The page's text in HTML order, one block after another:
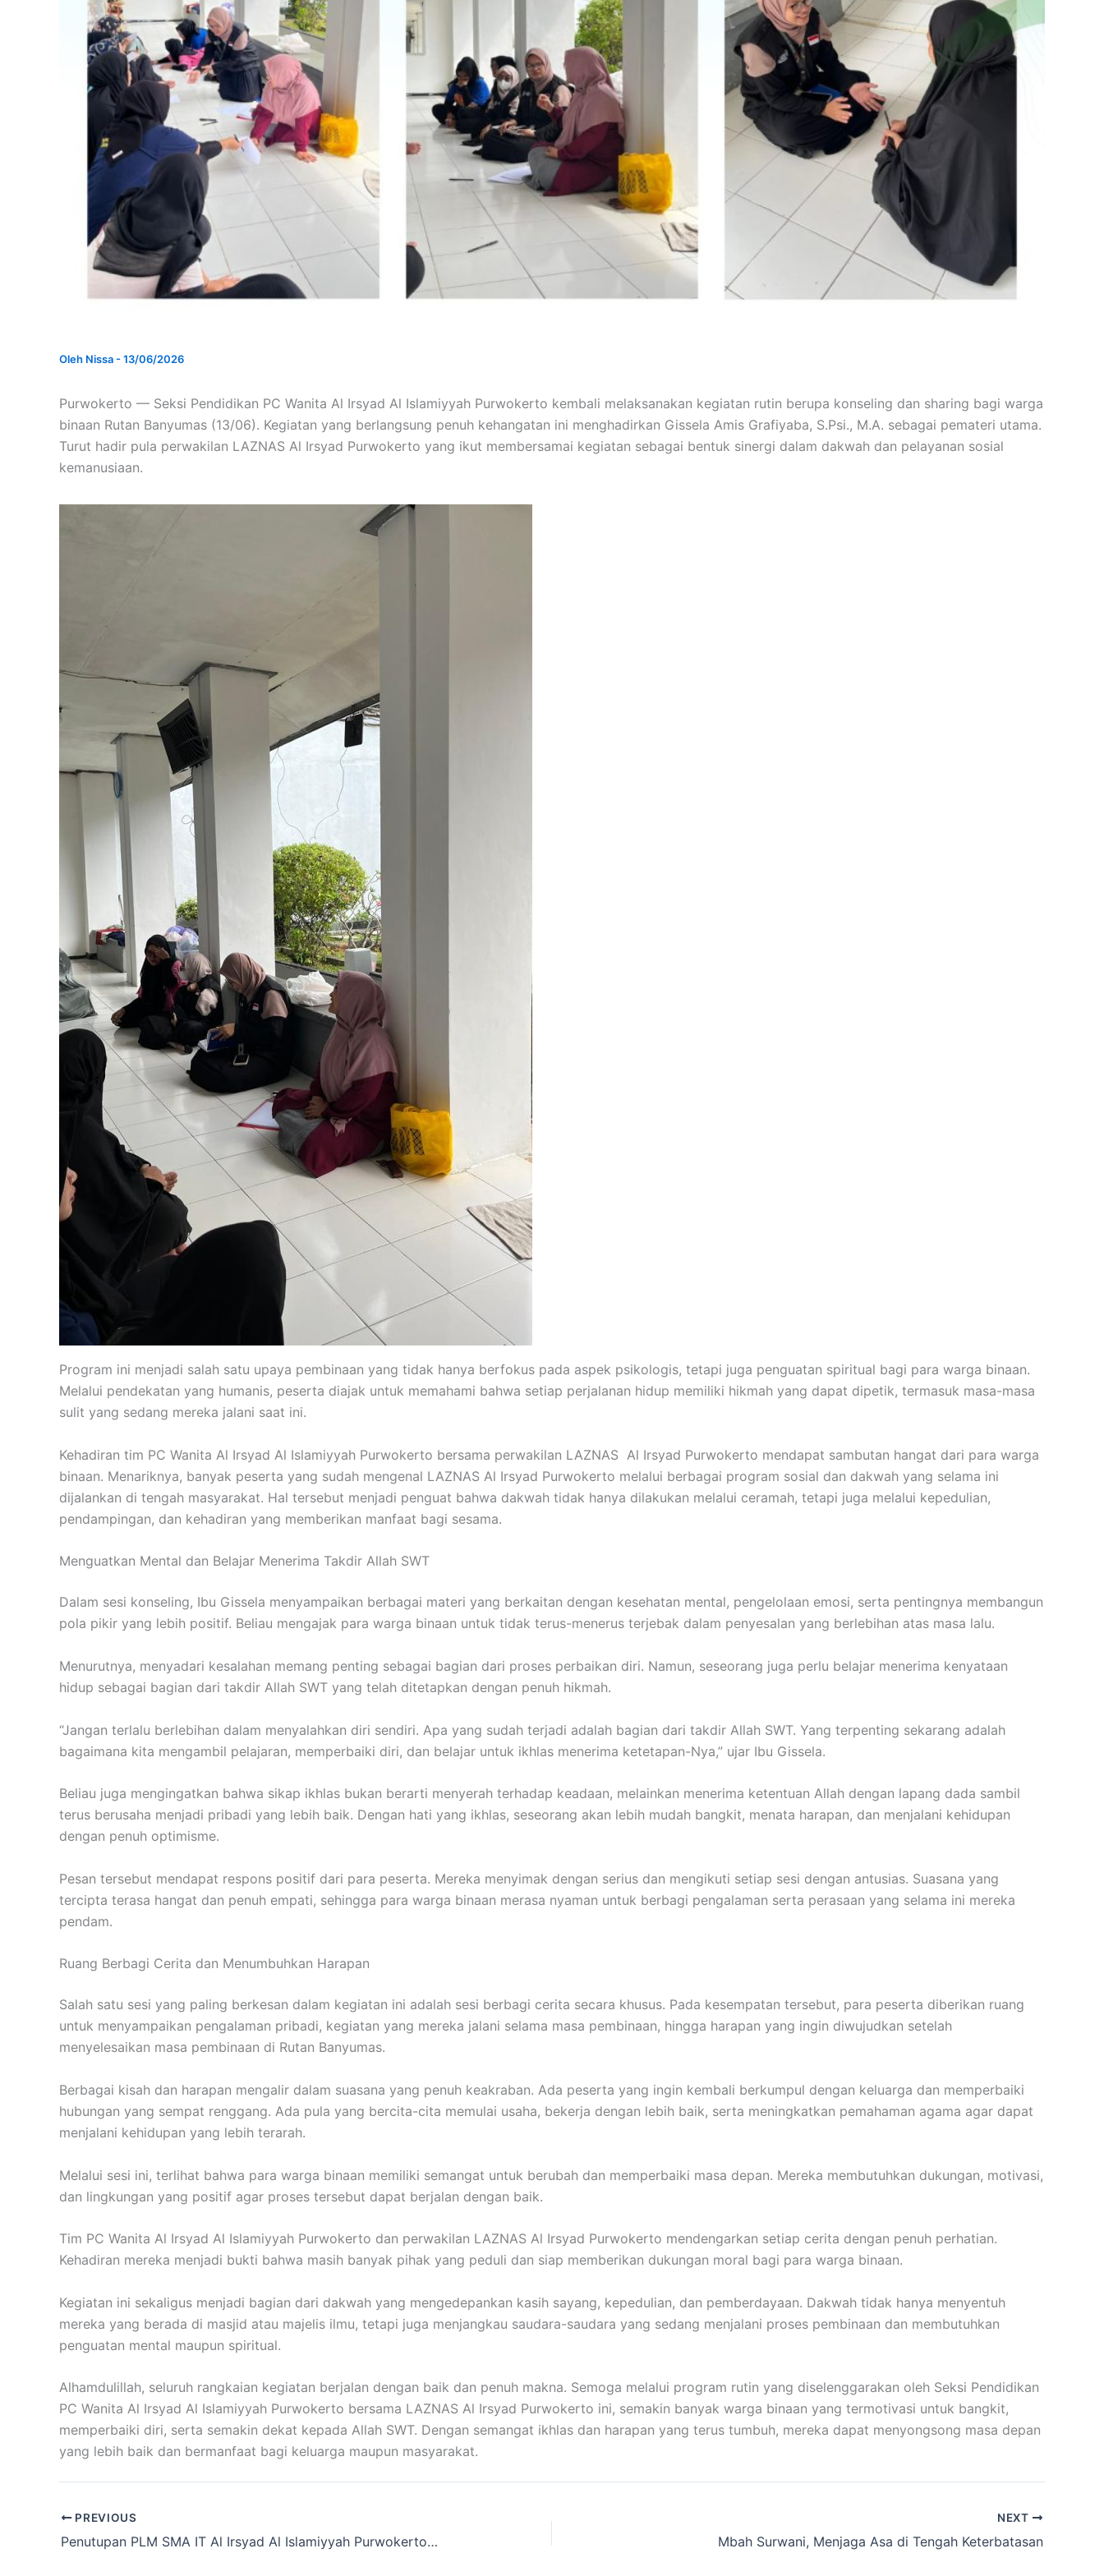
Oleh Nissa-13/06/2026
Purwokerto — Seksi Pendidikan PC Wanita Al Irsyad Al Islamiyyah Purwokerto kembali melaksanakan kegiatan rutin berupa konseling dan sharing bagi warga
binaan Rutan Banyumas (13/06). Kegiatan yang berlangsung penuh kehangatan ini menghadirkan Gissela Amis Grafiyaba, S.Psi., M.A. sebagai pemateri utama.
Turut hadir pula perwakilan LAZNAS Al Irsyad Purwokerto yang ikut membersamai kegiatan sebagai bentuk sinergi dalam dakwah dan pelayanan sosial
kemanusiaan.
Program ini menjadi salah satu upaya pembinaan yang tidak hanya berfokus pada aspek psikologis, tetapi juga penguatan spiritual bagi para warga binaan.
Melalui pendekatan yang humanis, peserta diajak untuk memahami bahwa setiap perjalanan hidup memiliki hikmah yang dapat dipetik, termasuk masa-masa
sulit yang sedang mereka jalani saat ini.
Kehadiran tim PC Wanita Al Irsyad Al Islamiyyah Purwokerto bersama perwakilan LAZNAS Al Irsyad Purwokerto mendapat sambutan hangat dari para warga
binaan. Menariknya, banyak peserta yang sudah mengenal LAZNAS Al Irsyad Purwokerto melalui berbagai program sosial dan dakwah yang selama ini
dijalankan di tengah masyarakat. Hal tersebut menjadi penguat bahwa dakwah tidak hanya dilakukan melalui ceramah, tetapi juga melalui kepedulian,
pendampingan, dan kehadiran yang memberikan manfaat bagi sesama.
Menguatkan Mental dan Belajar Menerima Takdir Allah SWT
Dalam sesi konseling, Ibu Gissela menyampaikan berbagai materi yang berkaitan dengan kesehatan mental, pengelolaan emosi, serta pentingnya membangun
pola pikir yang lebih positif. Beliau mengajak para warga binaan untuk tidak terus-menerus terjebak dalam penyesalan yang berlebihan atas masa lalu.
Menurutnya, menyadari kesalahan memang penting sebagai bagian dari proses perbaikan diri. Namun, seseorang juga perlu belajar menerima kenyataan
hidup sebagai bagian dari takdir Allah SWT yang telah ditetapkan dengan penuh hikmah.
“Jangan terlalu berlebihan dalam menyalahkan diri sendiri. Apa yang sudah terjadi adalah bagian dari takdir Allah SWT. Yang terpenting sekarang adalah
bagaimana kita mengambil pelajaran, memperbaiki diri, dan belajar untuk ikhlas menerima ketetapan-Nya,” ujar Ibu Gissela.
Beliau juga mengingatkan bahwa sikap ikhlas bukan berarti menyerah terhadap keadaan, melainkan menerima ketentuan Allah dengan lapang dada sambil
terus berusaha menjadi pribadi yang lebih baik. Dengan hati yang ikhlas, seseorang akan lebih mudah bangkit, menata harapan, dan menjalani kehidupan
dengan penuh optimisme.
Pesan tersebut mendapat respons positif dari para peserta. Mereka menyimak dengan serius dan mengikuti setiap sesi dengan antusias. Suasana yang
tercipta terasa hangat dan penuh empati, sehingga para warga binaan merasa nyaman untuk berbagi pengalaman serta perasaan yang selama ini mereka
pendam.
Ruang Berbagi Cerita dan Menumbuhkan Harapan
Salah satu sesi yang paling berkesan dalam kegiatan ini adalah sesi berbagi cerita secara khusus. Pada kesempatan tersebut, para peserta diberikan ruang
untuk menyampaikan pengalaman pribadi, kegiatan yang mereka jalani selama masa pembinaan, hingga harapan yang ingin diwujudkan setelah
menyelesaikan masa pembinaan di Rutan Banyumas.
Berbagai kisah dan harapan mengalir dalam suasana yang penuh keakraban. Ada peserta yang ingin kembali berkumpul dengan keluarga dan memperbaiki
hubungan yang sempat renggang. Ada pula yang bercita-cita memulai usaha, bekerja dengan lebih baik, serta meningkatkan pemahaman agama agar dapat
menjalani kehidupan yang lebih terarah.
Melalui sesi ini, terlihat bahwa para warga binaan memiliki semangat untuk berubah dan memperbaiki masa depan. Mereka membutuhkan dukungan, motivasi,
dan lingkungan yang positif agar proses tersebut dapat berjalan dengan baik.
Tim PC Wanita Al Irsyad Al Islamiyyah Purwokerto dan perwakilan LAZNAS Al Irsyad Purwokerto mendengarkan setiap cerita dengan penuh perhatian.
Kehadiran mereka menjadi bukti bahwa masih banyak pihak yang peduli dan siap memberikan dukungan moral bagi para warga binaan.
Kegiatan ini sekaligus menjadi bagian dari dakwah yang mengedepankan kasih sayang, kepedulian, dan pemberdayaan. Dakwah tidak hanya menyentuh
mereka yang berada di masjid atau majelis ilmu, tetapi juga menjangkau saudara-saudara yang sedang menjalani proses pembinaan dan membutuhkan
penguatan mental maupun spiritual.
Alhamdulillah, seluruh rangkaian kegiatan berjalan dengan baik dan penuh makna. Semoga melalui program rutin yang diselenggarakan oleh Seksi Pendidikan
PC Wanita Al Irsyad Al Islamiyyah Purwokerto bersama LAZNAS Al Irsyad Purwokerto ini, semakin banyak warga binaan yang termotivasi untuk bangkit,
memperbaiki diri, serta semakin dekat kepada Allah SWT. Dengan semangat ikhlas dan harapan yang terus tumbuh, mereka dapat menyongsong masa depan
yang lebih baik dan bermanfaat bagi keluarga maupun masyarakat.
PREVIOUS
Penutupan PLM SMA IT Al Irsyad Al Islamiyyah Purwokerto, LAZNAS Al Irsyad Hadirkan Cek Kesehatan Gratis
NEXT
Mbah Surwani, Menjaga Asa di Tengah Keterbatasan